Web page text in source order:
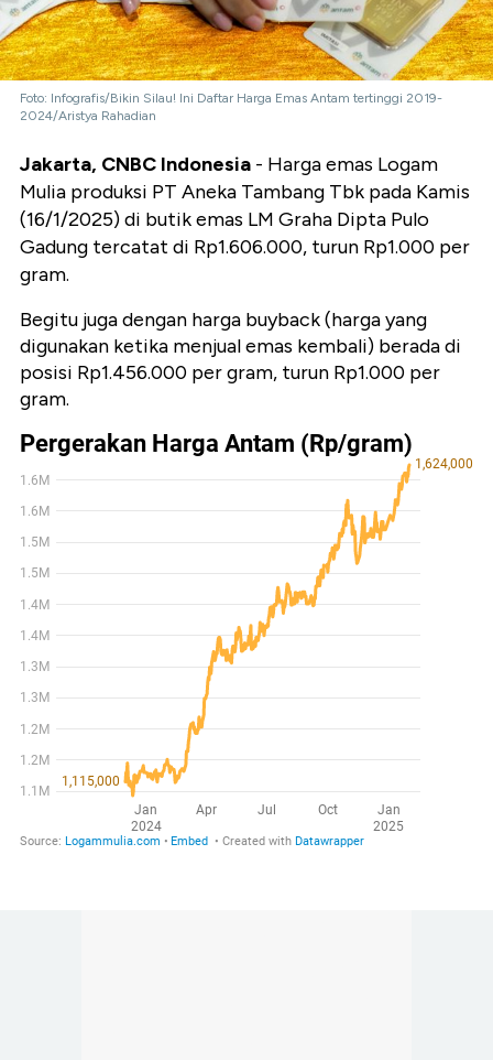
Foto: Infografis/Bikin Silau! Ini Daftar Harga Emas Antam tertinggi 2019-
2024/Aristya Rahadian
Jakarta, CNBC Indonesia - Harga emas Logam
Mulia produksi PT Aneka Tambang Tbk pada Kamis
(16/1/2025) di butik emas LM Graha Dipta Pulo
Gadung tercatat di Rp1.606.000, turun Rp1.000 per
gram.
Begitu juga dengan harga buyback (harga yang
digunakan ketika menjual emas kembali) berada di
posisi Rp1.456.000 per gram, turun Rp1.000 per
gram.